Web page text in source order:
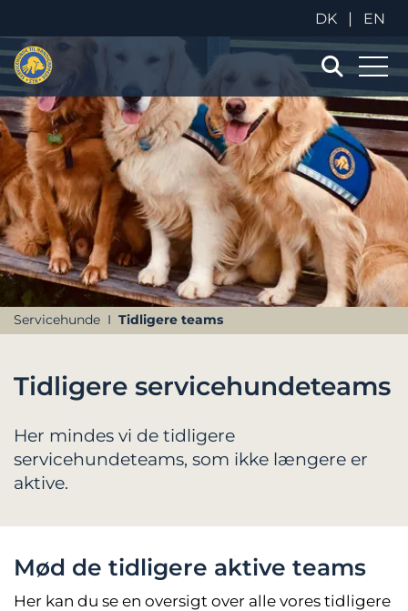
DK
| EN
Servicehunde Tidligere teams
Tidligere servicehundeteams
Her mindes vi de tidligere
servicehundeteams, som ikke længere er
aktive.
Mød de tidligere aktive teams
Her kan du se en oversigt over alle vores tidligere